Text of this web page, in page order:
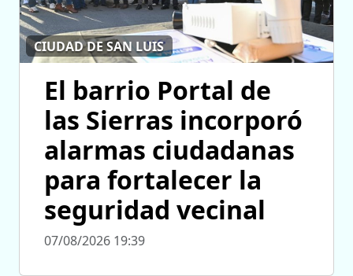
CIUDAD DE SAN LUIS
El barrio Portal de
las Sierras incorporó
alarmas ciudadanas
para fortalecer la
seguridad vecinal
07/08/2026 19:39